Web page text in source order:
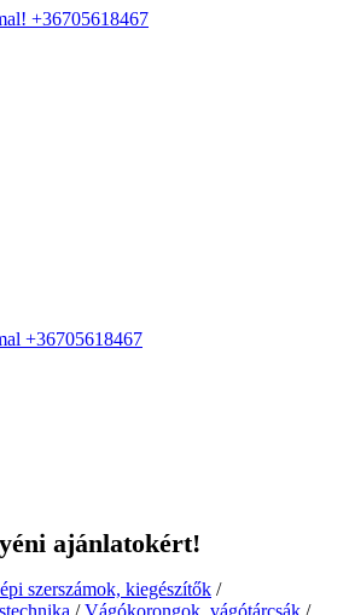
+36705618467
+36705618467
ajánlatokért!
szerszámok, kiegészítők /
/Vágókorongok, vágótárcsák /